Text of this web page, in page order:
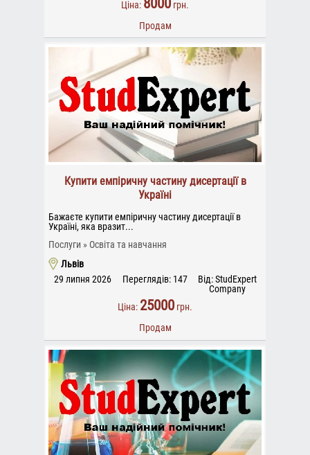
Ціна:
грн.
Продам
Купити емпіричну частину дисертації в
Україні
Бажаєте купити емпіричну частину дисертації в
Україні, яка вразит...
Послуги
Освіта та навчання
Львів
29 липня 2026
Переглядів: 147
Від: StudExpert
Company
Ціна: 25000 грн.
Продам